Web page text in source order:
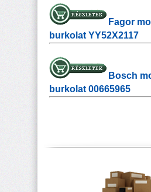
Fagor
burkolat YY52X2117
Bosch
burkolat 00665965